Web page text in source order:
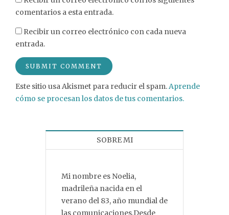
comentarios a esta entrada.
Recibir un correo electrónico con cada nueva
entrada.
Este sitio usa Akismet para reducir el spam.Aprende
cómo se procesan los datos de tus comentarios.
SOBRE MI
Mi nombre es Noelia,
madrileña nacida en el
verano del 83, año mundial de
las comunicaciones.Desde